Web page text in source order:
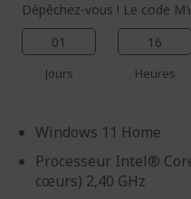
Dépêchez-vous ! Le code
01
Jours
16
Heures
Windows 11 Home
Processeur Intel®
cœurs) 2,40 GHz